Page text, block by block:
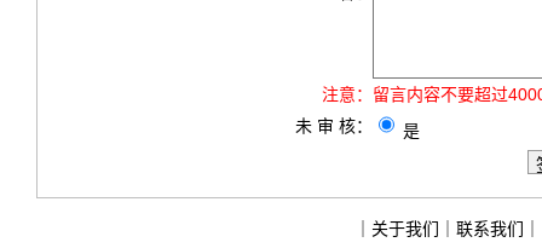
注意： 留言内容不要超过
未 审 核：
是
关于我们 联系我们